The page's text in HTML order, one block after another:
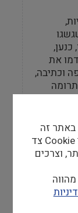
את
וכתיבה,
המוכרת
נולדה
באתר זה
נעשה שימוש בקבצי Cookie וכן בקבצי Cookie צד
וצרכים